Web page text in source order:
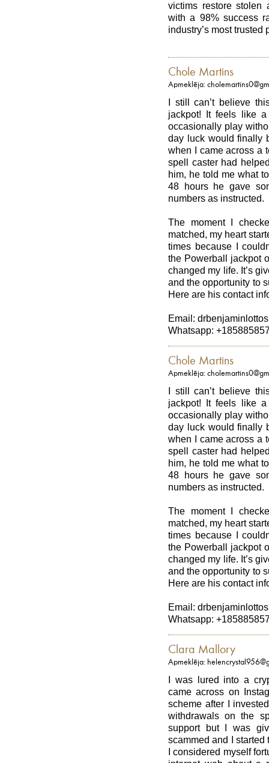
victims restore stolen
with a 98% success
industry’s most trusted
Chole Martins
Apmeklēja:
I still can’t believe
jackpot! It feels like
occasionally play
day luck would finally
when I came across a
spell caster had
him, he told me what
48 hours he gave
numbers as instructed.
The moment I
matched, my heart
times because I
the Powerball jackpot
changed my life. It’s
and the opportunity to
Here are his contact
Email:
Whatsapp:
Chole Martins
Apmeklēja:
I still can’t believe
jackpot! It feels like
occasionally play
day luck would finally
when I came across a
spell caster had
him, he told me what
48 hours he gave
numbers as instructed.
The moment I
matched, my heart
times because I
the Powerball jackpot
changed my life. It’s
and the opportunity to
Here are his contact
Email:
Whatsapp:
Clara Mallory
Apmeklēja:
I was lured into a
came across on
scheme after I
withdrawals on the
support but I was
scammed and I started
I considered myself